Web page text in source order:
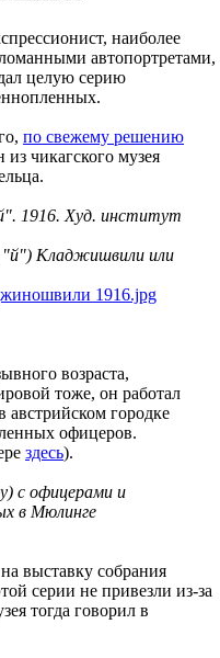
наиболее
автопортретами,
целую серию
по свежему решению
из чикагского музея
1916. Худ. институт
"й") Кладжишвили или
возраста,
тоже, он работал
городке
офицеров.
здесь).
с офицерами и
в Мюлинге
выставку собрания
серии не привезли из-за
тогда говорил в